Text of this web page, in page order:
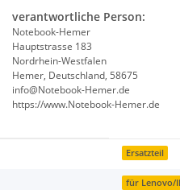
verantwortliche Person:
Notebook-Hemer
Hauptstrasse 183
Nordrhein-Westfalen
Hemer, Deutschland, 58675
info@Notebook-Hemer.de
https://www.Notebook-Hemer.de
Ersatzteil
für Lenovo/